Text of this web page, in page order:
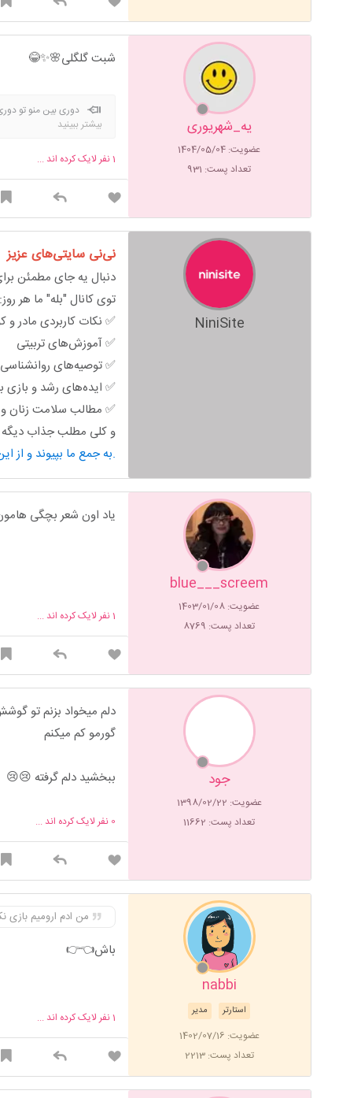
یه_شهریوری
عضویت: 1404/05/04
تعداد پست: 931
شبت گلگلی🌸✨😂
دوری بین منو تو
بیشتر ببینید
1نفر لایک کرده اند ...
NiniSite
نی‌نی سایتی‌های عزیز
دنبال یه جای مطمئن
توی کانال "بله" ما هر روز:
✅ نکات کاربردی مادر و
✅ آموزش‌های تربیتی
✅ توصیه‌های روانشناسی
✅ ایده‌های رشد و بازی
✅ مطالب سلامت زنان و
و کلی مطلب جذاب
به جمع ما بپیوند و از این محتوای کاربردی استفاده کن.
blue___screem
عضویت: 1403/01/08
تعداد پست: 8769
یاد اون شعر بچگی
1نفر لایک کرده اند ...
جود
عضویت: 1398/02/22
تعداد پست: 11662
دلم میخواد بزنم تو
گورمو کم میکنم
ببخشید دلم گرفته 😢😢
0 نفر لایک کرده اند ...
nabbi
مدیر استارتر
عضویت: 1402/07/16
تعداد پست: 2213
من ادم ارومیم بازی
باش👈👉
1نفر لایک کرده اند ...